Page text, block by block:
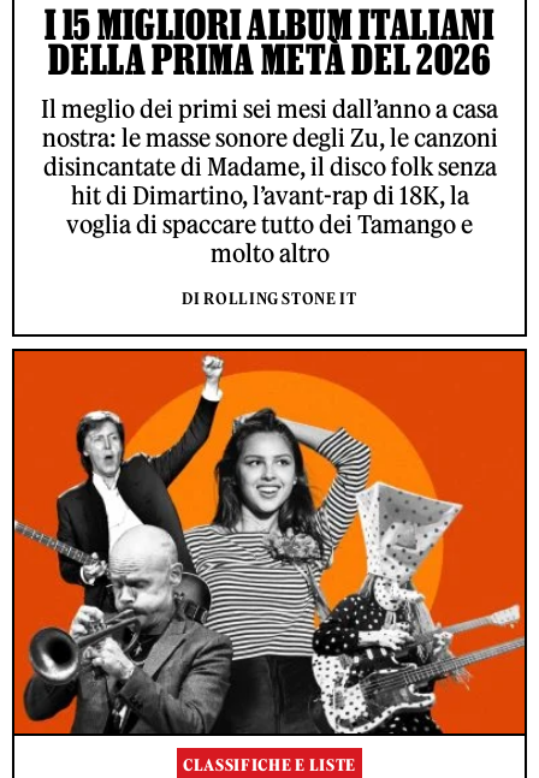
I 15 MIGLIORI ALBUM ITALIANI
DELLA PRIMA METÀ DEL 2026
Il meglio dei primi sei mesi dall’anno a casa
nostra: le masse sonore degli Zu, le canzoni
disincantate di Madame, il disco folk senza
hit di Dimartino, l’avant-rap di 18K, la
voglia di spaccare tutto dei Tamango e
molto altro
DI ROLLING STONE IT
CLASSIFICHE E LISTE